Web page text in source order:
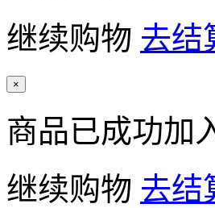
继续购物 去结
×
商品已成功加
继续购物 去结